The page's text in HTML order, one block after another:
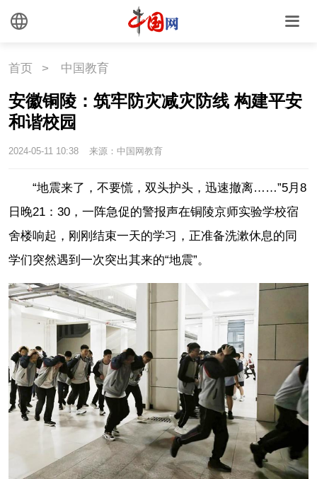
首页 > 中国教育
安徽铜陵：筑牢防灾减灾防线 构建平安
和谐校园
2024-05-11 10:38 来源：中国网教育
“地震来了，不要慌，双头护头，迅速撤离……”5月8
日晚21：30，一阵急促的警报声在铜陵京师实验学校宿
舍楼响起，刚刚结束一天的学习，正准备洗漱休息的同
学们突然遇到一次突出其来的“地震”。